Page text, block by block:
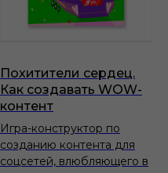
Похитители сердец.
Как создавать WOW-
контент
Игра-конструктор по
созданию контента для
соцсетей, влюбляющего в